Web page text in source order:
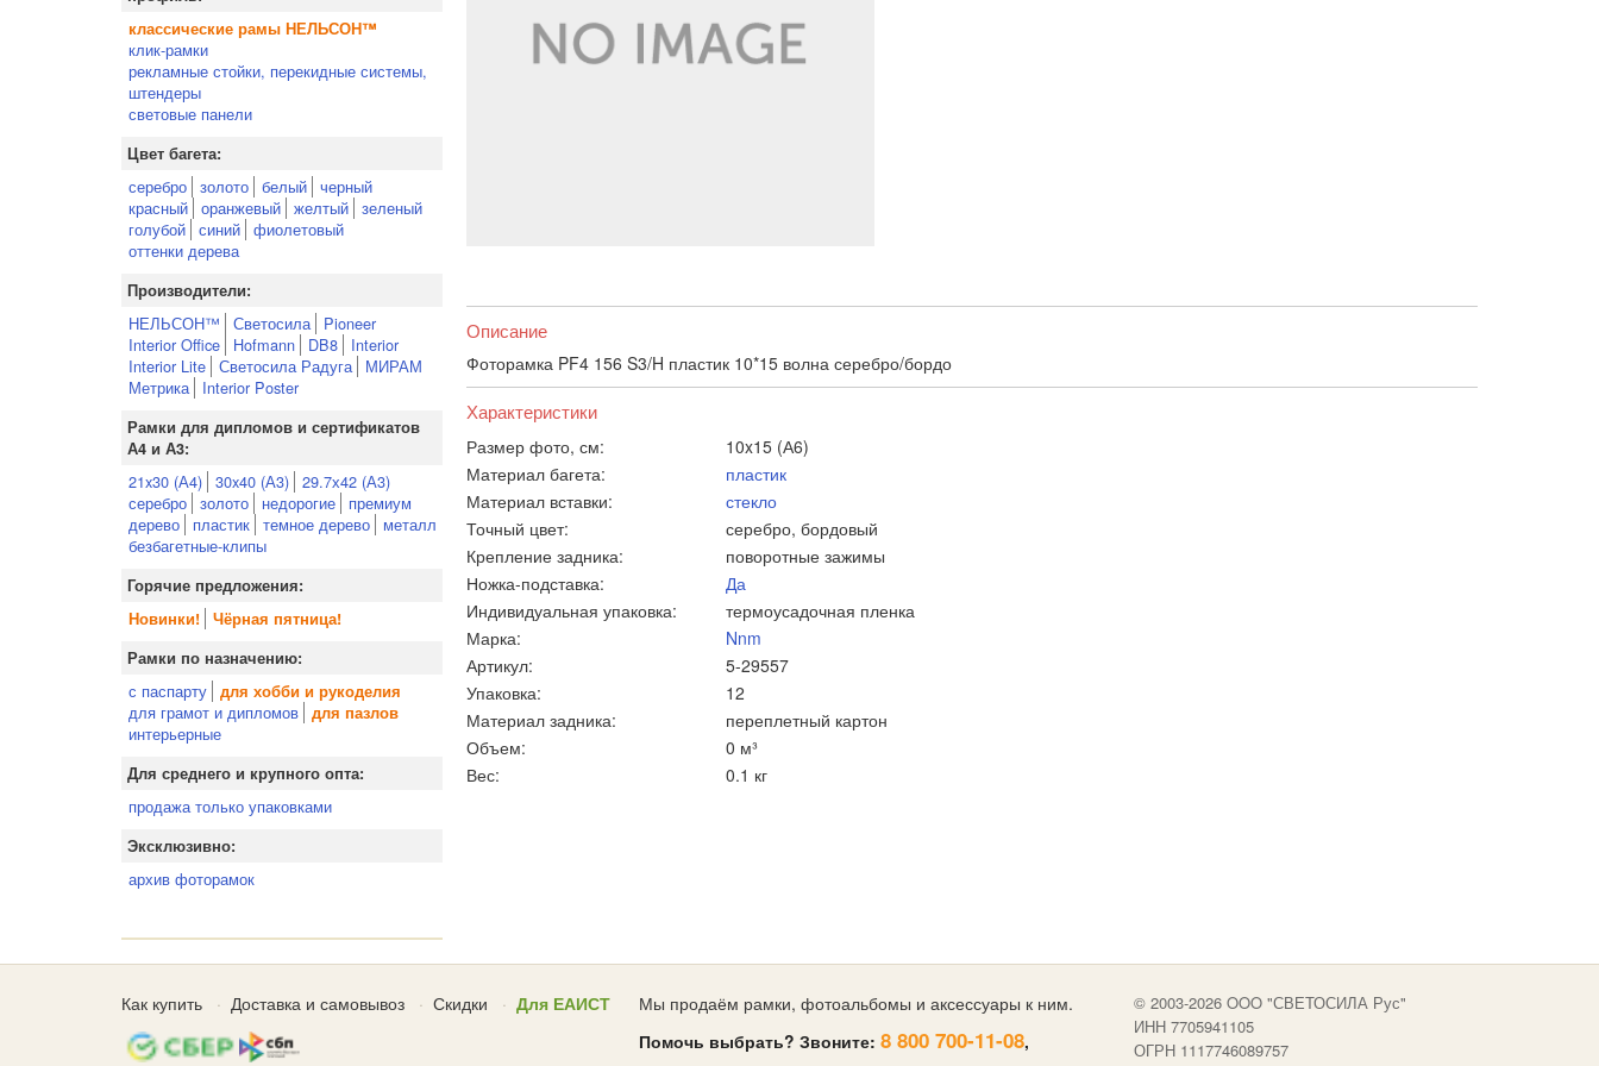
классические рамы НЕЛЬСОН™
клик-рамки
рекламные стойки, перекидные системы,
штендеры
световые панели
Цвет багета:
серебро золото белый черный
красный оранжевый желтый зеленый
голубой синий фиолетовый
оттенки дерева
Производители:
НЕЛЬСОН™ Светосила
Pioneer
Interior Office
Hofmann DB8
Interior
Interior Lite Светосила Радуга
МИРАМ
Метрика
Interior Poster
Рамки для дипломов и сертификатов
А4 и А3:
21x30 (А4) 30x40 (А3) 29.7х42 (А3)
серебро золото недорогие
премиум
дерево
пластик темное дерево
металл
безбагетные-клипы
Горячие предложения:
Новинки!
Чёрная пятница!
Рамки по назначению:
с паспарту для хобби и рукоделия
для грамот и дипломов для пазлов
интерьерные
Для среднего и крупного опта:
продажа только упаковками
Эксклюзивно:
архив фоторамок
Описание
Фоторамка PF4 156 S3/H пластик 10*15 волна серебро/бордо
Характеристики
Размер фото, см:
10x15 (А6)
Материал багета:
пластик
Материал вставки:
стекло
Точный цвет:
серебро, бордовый
Крепление задника:
поворотные зажимы
Ножка-подставка:
Да
Индивидуальная упаковка:
термоусадочная пленка
Марка:
Nnm
Артикул:
5-29557
Упаковка:
12
Материал задника:
переплетный картон
Объем:
0 м³
Вес:
0.1 кг
Как купить Доставка и самовывоз Скидки Для ЕАИСТ
Мы продаём рамки, фотоальбомы и аксессуары к ним.
Помочь выбрать? Звоните: 8 800 700-11-08,
© 2003-2026 OOO "СВЕТОСИЛА Рус"
ИНН 7705941105
ОГРН 1117746089757